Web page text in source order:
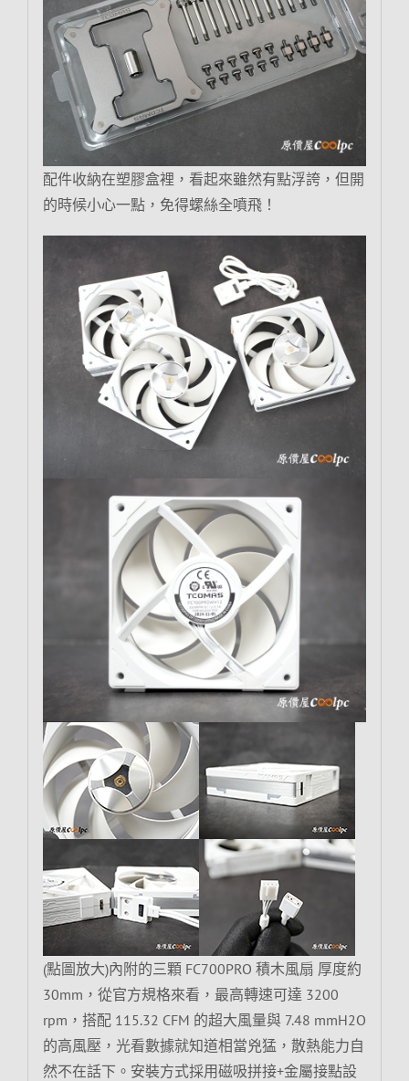
配件收納在塑膠盒裡，看起來雖然有點浮誇，但開
的時候小心一點，免得螺絲全噴飛！
(點圖放大)內附的三顆 FC700PRO 積木風扇 厚度約
30mm，從官方規格來看，最高轉速可達 3200
rpm，搭配 115.32 CFM 的超大風量與 7.48 mmH2O
的高風壓，光看數據就知道相當兇猛，散熱能力自
然不在話下。安裝方式採用磁吸拼接+金屬接點設